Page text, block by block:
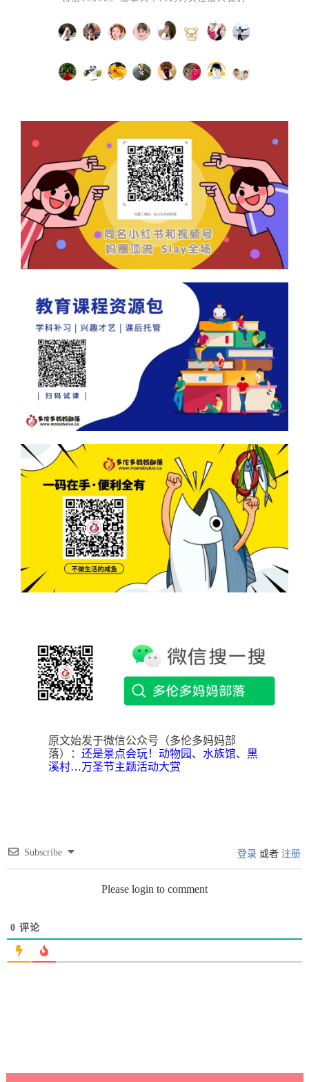
原文始发于微信公众号（多伦多妈妈部
落）：还是景点会玩！动物园、水族馆、黑
溪村…万圣节主题活动大赏
Subscribe 登录 或者 注册
Please login to comment
0 评论